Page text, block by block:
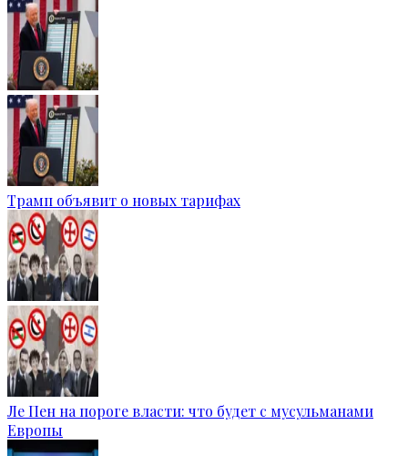
Трамп объявит о новых тарифах
Ле Пен на пороге власти: что будет с мусульманами
Европы